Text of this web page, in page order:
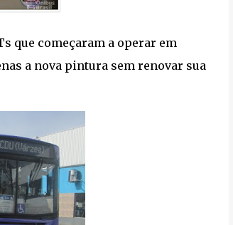
que começaram a operar em
a nova pintura sem renovar sua